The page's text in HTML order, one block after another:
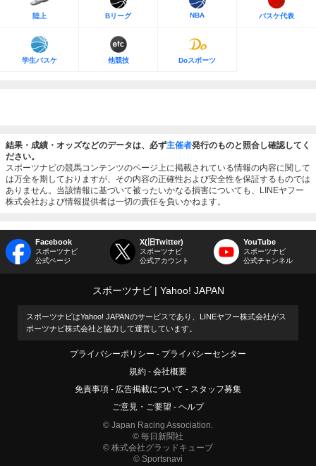
陸上 Bリーグ NBA バスケ代表
学生バスケ 他競技 Doスポーツ
結果・成績・オッズなどのデータは、必ず主催者発行のものと照合し確認してく
ださい。
スポーツナビの競馬コンテンツのページ上に掲載されている情報の内容に関して
は万全を期しておりますが、その内容の正確性および安全性を保証するものでは
ありません。当該情報に基づいて被ったいかなる損害についても、LINEヤフー
株式会社および情報提供者は一切の責任を負いかねます。
Facebook
スポーツナビ
公式ページ
X(旧Twitter)
スポーツナビ
公式アカウント
YouTube
スポーツナビ
公式チャンネル
スポーツナビ Yahoo! JAPAN
スポーツナビはYahoo! JAPANのサービスであり、LINEヤフー株式会社がス
ポーツナビ株式会社と協力して運営しています。
プライバシーポリシー
プライバシーセンター
規約
会社概要
免責事項
広告掲載について
スタッフ募集
ご意見・ご要望
ヘルプ
© Japan Racing Association.
© 毎日新聞社
© 株式会社グラッドキューブ
© Sportsnavi